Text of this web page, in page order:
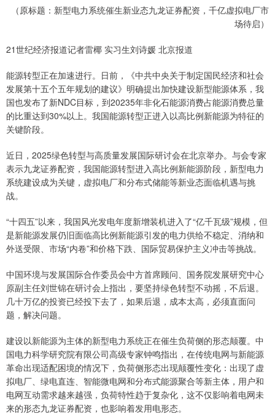
（原标题：新型电力系统催生新业态九龙证券配资，千亿虚拟电厂市
场待启）
21世纪经济报道记者雷椰 实习生刘诗媛 北京报道
能源转型正在加速进行。日前，《中共中央关于制定国民经济和社会
发展第十五个五年规划的建议》明确提出加快建设新型能源体系，我
国也发布了新NDC目标，到20235年非化石能源消费占能源消费总量
的比重达到30%以上。我国能源转型正进入以高比例新能源为特征的
关键阶段。
近日，2025绿色转型与高质量发展国际研讨会在北京举办。与会专家
表示九龙证券配资，我国能源转型进入高比例新能源阶段，新型电力
系统建设成为关键，虚拟电厂和分布式储能等新业态面临机遇与挑
战。
“十四五”以来，我国风光发电年度新增装机进入了“亿千瓦级”规模，但
是新能源发展仍旧面临高比例新能源引发的电力供给不稳定、消纳和
外送受限、市场“内卷”和价格下跌、国际贸易保护主义冲击等挑战。
中国环境与发展国际合作委员会中方首席顾问、国务院发展研究中心
原副主任刘世锦在研讨会上指出，要坚持绿色转型不动摇，不后退。
几十万亿的投资已经投下去了，如果后退，成本太高，必须直面问
题，解决问题。
建设以新能源为主体的新型电力系统正在催生负荷侧的形态颠覆。中
国电力科学研究院有限公司高级专家钟鸣指出，在传统电网与新能源
革命出现适配困境的情况下，负荷侧形态出现颠覆性变化：出现了虚
拟电厂、绿电直连、智能微电网和分布式能源聚合等新主体，用户和
电网互动需求越来越强，负荷特性趋于复杂化，这不仅影响着电网未
来的形态九龙证券配资，也影响着发用电形态。